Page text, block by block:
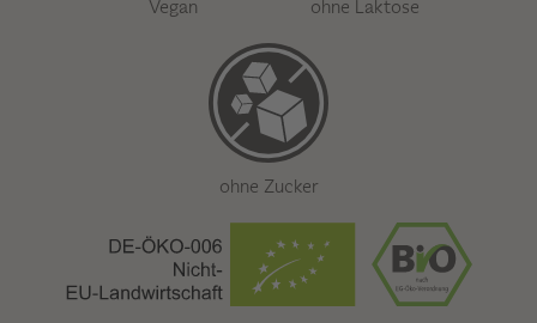
Vegan ohne Laktose
ohne Zucker